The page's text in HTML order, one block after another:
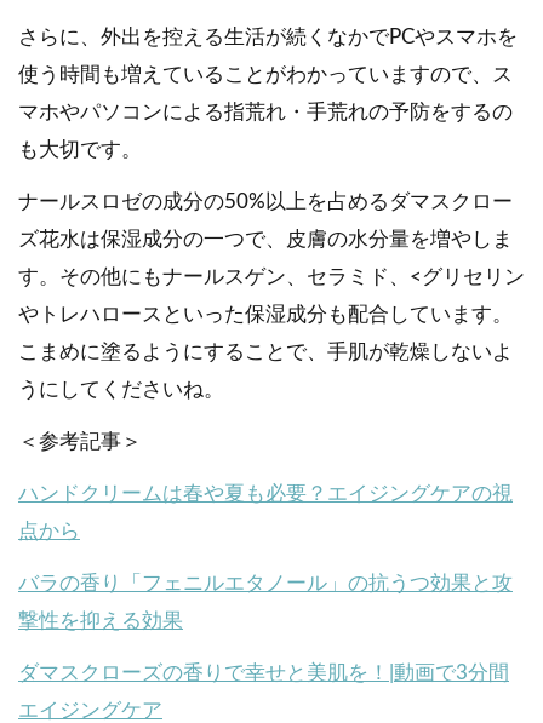
さらに、外出を控える生活が続くなかでPCやスマホを
使う時間も増えていることがわかっていますので、ス
マホやパソコンによる指荒れ・手荒れの予防をするの
も大切です。
ナールスロゼの成分の50%以上を占めるダマスクロー
ズ花水は保湿成分の一つで、皮膚の水分量を増やしま
す。その他にもナールスゲン、セラミド、<グリセリン
やトレハロースといった保湿成分も配合しています。
こまめに塗るようにすることで、手肌が乾燥しないよ
うにしてくださいね。
＜参考記事＞
ハンドクリームは春や夏も必要？エイジングケアの視
点から
バラの香り「フェニルエタノール」の抗うつ効果と攻
撃性を抑える効果
ダマスクローズの香りで幸せと美肌を！|動画で3分間
エイジングケア